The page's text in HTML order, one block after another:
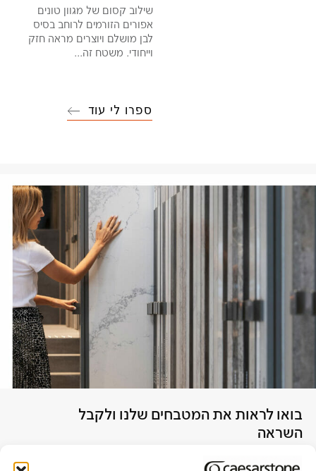
שילוב קסום של מגוון טונים
אפורים הזורמים לרוחב בסיס
לבן מושלם ויוצרים מראה חזק
וייחודי. משטח זה...
ספרו לי עוד
בואו לראות את המטבחים שלנו ולקבל
השראה